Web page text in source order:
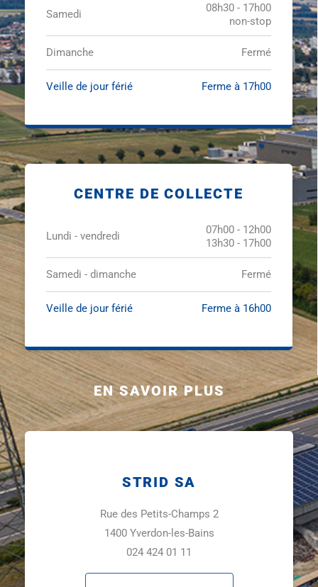
Samedi
08h30 - 17h00
non-stop
Dimanche Fermé
Veille de jour férié Ferme à 17h00
CENTRE DE COLLECTE
Lundi - vendredi
07h00 - 12h00
13h30 - 17h00
Samedi - dimanche Fermé
Veille de jour férié Ferme à 16h00
EN SAVOIR PLUS
STRID SA
Rue des Petits-Champs 2
1400 Yverdon-les-Bains
024 424 01 11